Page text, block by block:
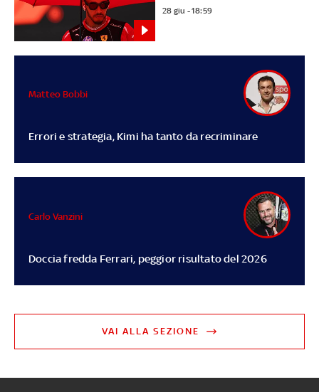
28 giu - 18:59
Errori e strategia, Kimi ha tanto da recriminare
Matteo Bobbi
Doccia fredda Ferrari, peggior risultato del 2026
Carlo Vanzini
VAI ALLA SEZIONE